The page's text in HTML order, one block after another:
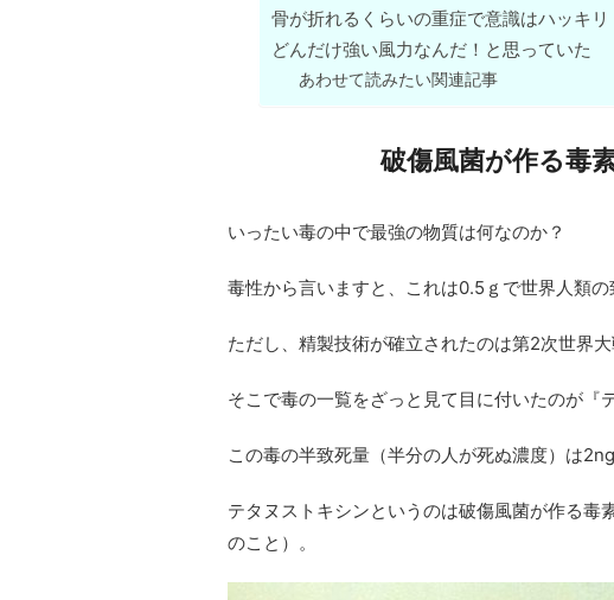
骨が折れるくらいの重症で意識はハッキリ
どんだけ強い風力なんだ！と思っていた
あわせて読みたい関連記事
破傷風菌が作る毒
いったい毒の中で最強の物質は何なのか？
毒性から言いますと、これは0.5ｇで世界人類
ただし、精製技術が確立されたのは第2次世界
そこで毒の一覧をざっと見て目に付いたのが『
この毒の半致死量（半分の人が死ぬ濃度）は
テタヌストキシンというのは破傷風菌が作る
のこと）。